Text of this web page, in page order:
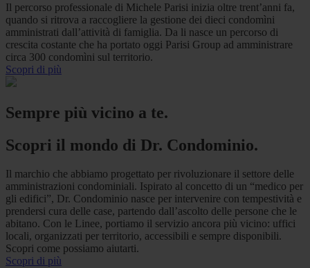
Il percorso professionale di Michele Parisi inizia oltre trent’anni fa,
quando si ritrova a raccogliere la gestione dei dieci condomìni
amministrati dall’attività di famiglia. Da li nasce un percorso di
crescita costante che ha portato oggi Parisi Group ad amministrare
circa 300 condomìni sul territorio.
Scopri di più
Sempre più vicino a te.
Scopri il mondo di Dr. Condominio.
Il marchio che abbiamo progettato per rivoluzionare il settore delle
amministrazioni condominiali. Ispirato al concetto di un “medico per
gli edifici”, Dr. Condominio nasce per intervenire con tempestività e
prendersi cura delle case, partendo dall’ascolto delle persone che le
abitano. Con le Linee, portiamo il servizio ancora più vicino: uffici
locali, organizzati per territorio, accessibili e sempre disponibili.
Scopri come possiamo aiutarti.
Scopri di più